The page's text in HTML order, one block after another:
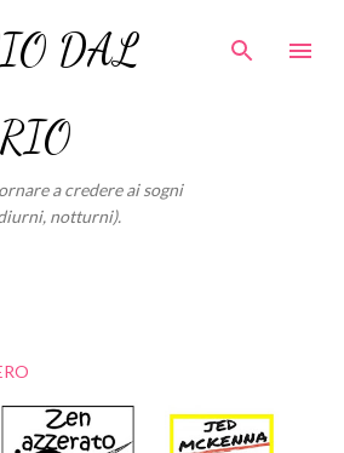
ai contenuti principali
DAL
a credere ai sogni
notturni).